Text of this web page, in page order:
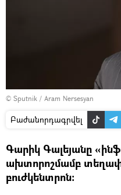
© Sputnik / Aram Nersesyan
Բաժանորդագրվել
Գարիկ Գալեյանը
ախտորոշմամբ
բուժկենտրոն։